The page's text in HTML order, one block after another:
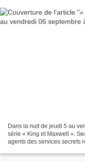
Dans la nuit de jeudi 5 au
série « King et Maxwell ».
agents des services secrets